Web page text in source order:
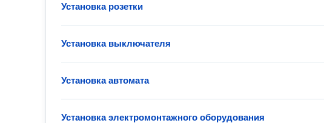
Установка розетки
Установка выключателя
Установка автомата
Установка электромонтажного оборудования